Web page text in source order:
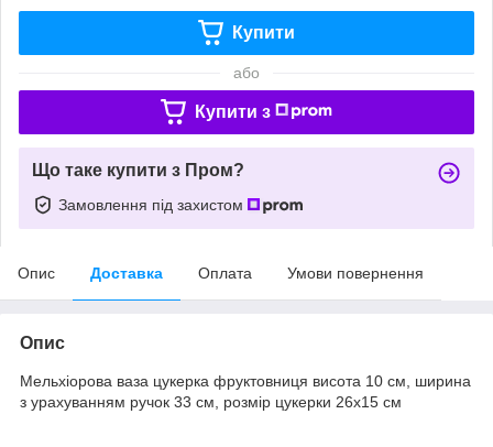
Купити
або
Купити з
Що таке купити з Пром?
Замовлення під захистом
Опис Доставка Оплата Умови повернення
Опис
Мельхіорова ваза цукерка фруктовниця висота 10 см, ширина
з урахуванням ручок 33 см, розмір цукерки 26х15 см